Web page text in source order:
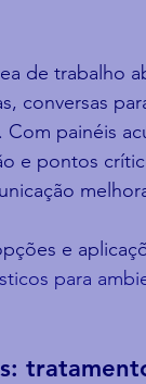
de trabalho
conversas
painéis
e pontos
e
para